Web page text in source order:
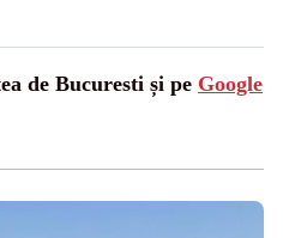
de Bucuresti și pe Google